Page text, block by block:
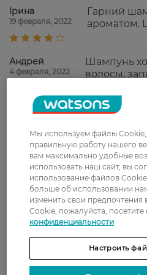
Ірина
19 февраля, 2022
Гарний
ароматом.
Андрей
4 февраля, 2022
Шампунь
волосы,
Валентина
Хороший
18 декабря, 2021
Добре
обтяжує
Сергій
13 декабря, 2021
Гарно
Мы используем файлы
правильную работу нашего
вам максимально удобные
использовать наш сайт, вы
использование файлов
больше об использовании
изменить свои
Cookie, пожалуйста, посетите
конфиденциальности
Настроить